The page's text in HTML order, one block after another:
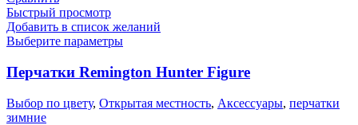
Быстрый просмотр
Добавить в список желаний
Выберите параметры
Перчатки Remington Hunter Figure
Выбор по цвету, Открытая местность, Аксессуары, перчатки
зимние